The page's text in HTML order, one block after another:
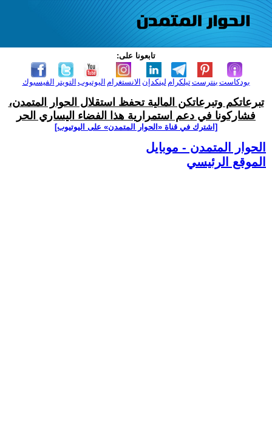
تابعونا على:
الفيسبوك التويتر اليوتيوب الانستغرام لينكدإن تيلكرامبنترست بودكاست
تبرعاتكم وتبرعاتكن المالية تحفظ استقلال الحوار المتمدن،
فشاركونا في دعم استمرارية هذا الفضاء اليساري الحر
[اشترك في قناة ‫«الحوار المتمدن» على اليوتيوب]
الحوار المتمدن - موبايل
الموقع الرئيسي